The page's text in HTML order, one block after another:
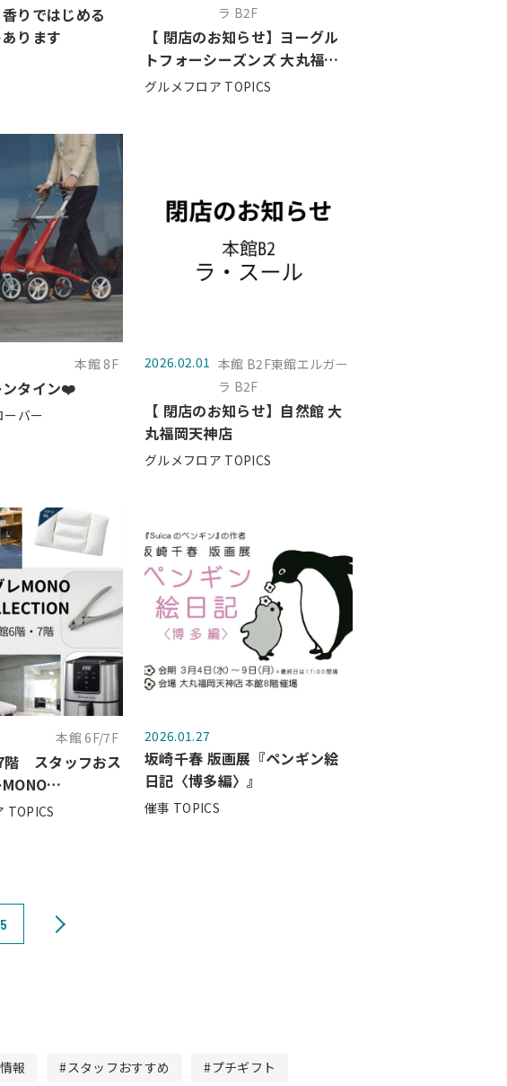
香りではじめる
ります
ラ B2F
【 閉店のお知らせ】ヨーグル
トフォーシーズンズ 大丸福岡
天神店
グルメフロア TOPICS
本館 8F
ンタイン❤️
ーバー
2026.02.01 本館 B2F東館エルガー
ラ B2F
【 閉店のお知らせ】自然館 大
丸福岡天神店
グルメフロア TOPICS
本館 6F/7F
スタッフおス
TOPICS
2026.01.27
坂崎千春 版画展『ペンギン絵
日記〈博多編〉』
催事 TOPICS
5
報 #スタッフおすすめ #プチギフト